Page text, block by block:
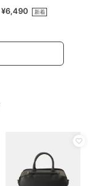
¥6,490 新着